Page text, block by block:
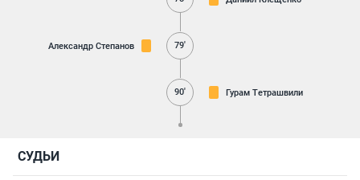
Александр Степанов 79'
90' Гурам Тетрашвили
СУДЬИ